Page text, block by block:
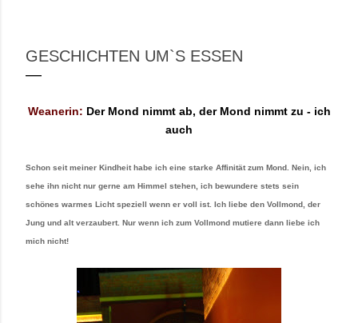
GESCHICHTEN UM`S ESSEN
Weanerin: Der Mond nimmt ab, der Mond nimmt zu - ich
auch
Schon seit meiner Kindheit habe ich eine starke Affinität zum Mond. Nein, ich
sehe ihn nicht nur gerne am Himmel stehen, ich bewundere stets sein
schönes warmes Licht speziell wenn er voll ist. Ich liebe den Vollmond, der
Jung und alt verzaubert. Nur wenn ich zum Vollmond mutiere dann liebe ich
mich nicht!